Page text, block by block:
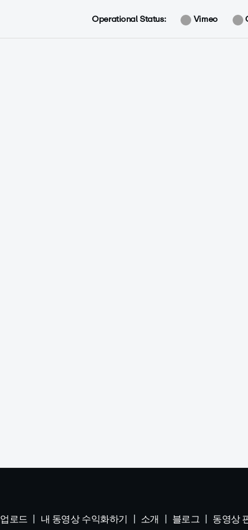
Operational Status: Vimeo
업로드 내 동영상 수익화하기 소개 블로그 동영상